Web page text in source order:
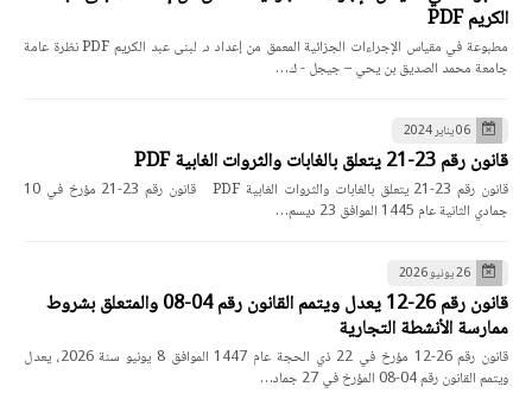
الكريم PDF
مطبوعة في مقياس الإجراءات الجزائية المعمق من إعداد د. لبنى عبد الكريم PDF نظرة عامة
جامعة محمد الصديق بن يحي – جيجل - ك…
06 يناير 2024
قانون رقم 23-21 يتعلق بالغابات والثروات الغابية PDF
قانون رقم 23-21 يتعلق بالغابات والثروات الغابية PDF قانون رقم 23-21 مؤرخ في 10
جمادي الثانية عام 1445 الموافق 23 ديسم…
26 يونيو 2026
قانون رقم 26-12 يعدل ويتمم القانون رقم 04-08 والمتعلق بشروط
ممارسة الأنشطة التجارية
قانون رقم 26-12 مؤرخ في 22 ذي الحجة عام 1447 الموافق 8 يونيو سنة 2026، يعدل
ويتمم القانون رقم 04-08 المؤرخ في 27 جماد…